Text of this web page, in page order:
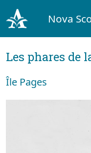
Nova
Les phares de
Île Pages